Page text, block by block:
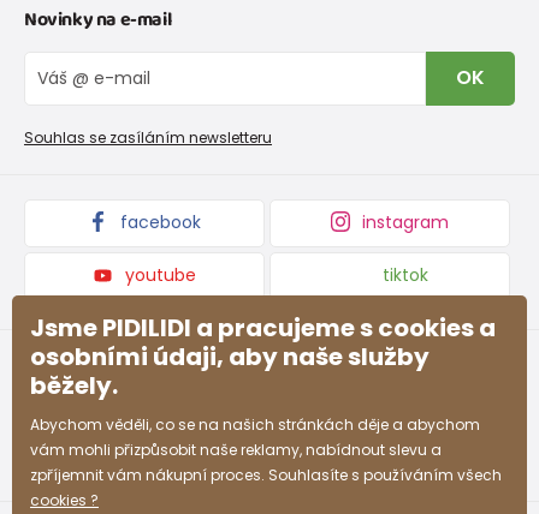
Tabulka velikostí obuvi
Vrácení zboží a reklamace
Reklamační řád
O nás
Blog
Velkoobchod PiDiLiDi
Affiliate program
Kolekce zboží
Novinky na e-mail
OK
Souhlas se zasíláním newsletteru
facebook instagram
youtube tiktok
Jsme PIDILIDI a pracujeme s cookies a
osobními údaji, aby naše služby
běžely.
Abychom věděli, co se na našich stránkách děje a abychom
vám mohli přizpůsobit naše reklamy, nabídnout slevu a
zpříjemnit vám nákupní proces. Souhlasíte s používáním všech
cookies ?